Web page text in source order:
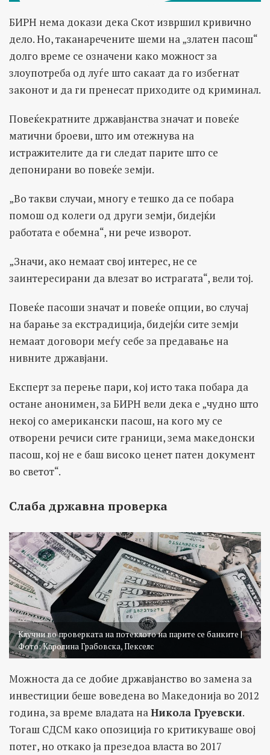
БИРН нема докази дека Скот извршил кривично
дело. Но, таканаречените шеми на „златен пасош“
долго време се означени како можност за
злоупотреба од луѓе што сакаат да го избегнат
законот и да ги пренесат приходите од криминал.
Повеќекратните државјанства значат и повеќе
матични броеви, што им отежнува на
истражителите да ги следат парите што се
депонирани во повеќе земји.
„Во такви случаи, многу е тешко да се побара
помош од колеги од други земји, бидејќи
работата е обемна“, ни рече изворот.
„Значи, ако немаат свој интерес, не се
заинтересирани да влезат во истрагата“, вели тој.
Повеќе пасоши значат и повеќе опции, во случај
на барање за екстрадиција, бидејќи сите земји
немаат договори меѓу себе за предавање на
нивните државјани.
Експерт за перење пари, кој исто така побара да
остане анонимен, за БИРН вели дека е „чудно што
некој со американски пасош, на кого му се
отворени речиси сите граници, зема македонски
пасош, кој не е баш високо ценет патен документ
во светот“.
Слаба државна проверка
Клучни во проверката на потеклото на парите се банките |
Фото: Каролина Грабовска, Пекселс
Можноста да се добие државјанство во замена за
инвестиции беше воведена во Македонија во 2012
година, за време владата наНикола Груевски.
Тогаш СДСМ како опозиција го критикуваше овој
потег, но откако ја презедоа власта во 2017